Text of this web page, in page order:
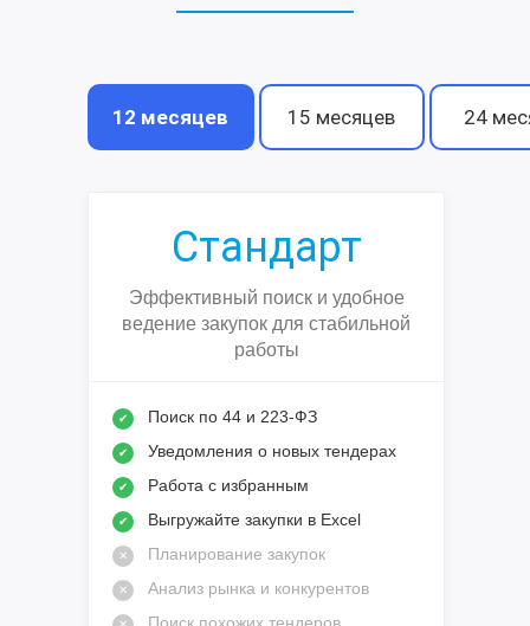
12 месяцев 15 месяцев 24
Стандарт
Эффективный поиск и удобное
ведение закупок для стабильной
работы
Поиск по 44 и 223-ФЗ
Уведомления о новых тендерах
Работа с избранным
Выгружайте закупки в Excel
Планирование закупок
Анализ рынка и конкурентов